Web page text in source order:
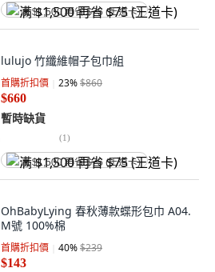
满 $1,500 再省 $75 (王道卡)
lulujo 竹纖維帽子包巾組
首購折扣價 23%$860
$660
暫時缺貨
(1)
满 $1,500 再省 $75 (王道卡)
OhBabyLying 春秋薄款蝶形包巾 A04.
M號 100%棉
首購折扣價 40%$239
$143